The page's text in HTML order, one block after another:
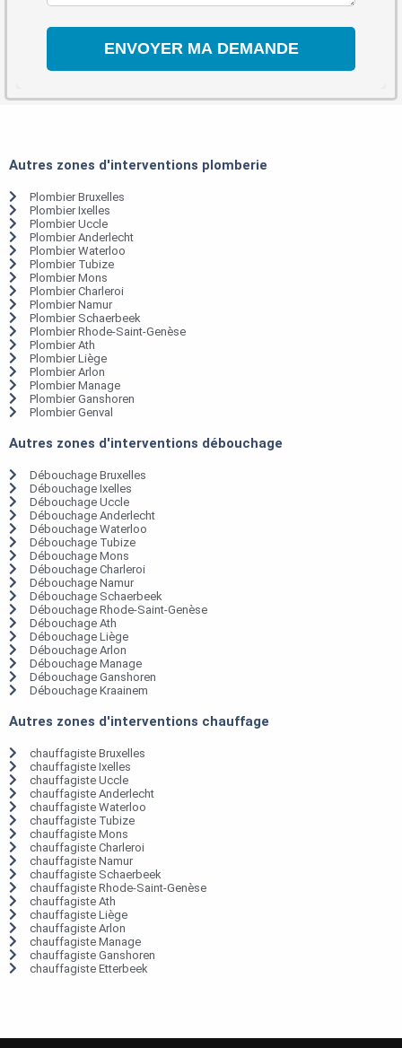
Autres zones d'interventions plomberie
Plombier Bruxelles
Plombier Ixelles
Plombier Uccle
Plombier Anderlecht
Plombier Waterloo
Plombier Tubize
Plombier Mons
Plombier Charleroi
Plombier Namur
Plombier Schaerbeek
Plombier Rhode-Saint-Genèse
Plombier Ath
Plombier Liège
Plombier Arlon
Plombier Manage
Plombier Ganshoren
Plombier Genval
Autres zones d'interventions débouchage
Débouchage Bruxelles
Débouchage Ixelles
Débouchage Uccle
Débouchage Anderlecht
Débouchage Waterloo
Débouchage Tubize
Débouchage Mons
Débouchage Charleroi
Débouchage Namur
Débouchage Schaerbeek
Débouchage Rhode-Saint-Genèse
Débouchage Ath
Débouchage Liège
Débouchage Arlon
Débouchage Manage
Débouchage Ganshoren
Débouchage Kraainem
Autres zones d'interventions chauffage
chauffagiste Bruxelles
chauffagiste Ixelles
chauffagiste Uccle
chauffagiste Anderlecht
chauffagiste Waterloo
chauffagiste Tubize
chauffagiste Mons
chauffagiste Charleroi
chauffagiste Namur
chauffagiste Schaerbeek
chauffagiste Rhode-Saint-Genèse
chauffagiste Ath
chauffagiste Liège
chauffagiste Arlon
chauffagiste Manage
chauffagiste Ganshoren
chauffagiste Etterbeek